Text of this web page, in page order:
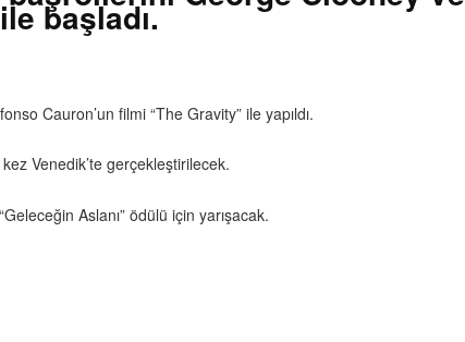
başladı.
Cauron’un filmi “The Gravity” ile yapıldı.
Venedik’te gerçekleştirilecek.
Aslanı” ödülü için yarışacak.